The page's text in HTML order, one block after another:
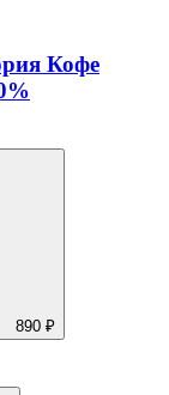
Кофе
890 ₽